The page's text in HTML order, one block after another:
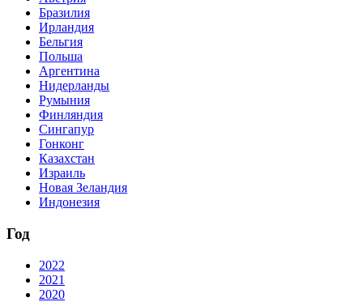
Бразилия
Ирландия
Бельгия
Польша
Аргентина
Нидерланды
Румыния
Финляндия
Сингапур
Гонконг
Казахстан
Израиль
Новая Зеландия
Индонезия
Год
2022
2021
2020